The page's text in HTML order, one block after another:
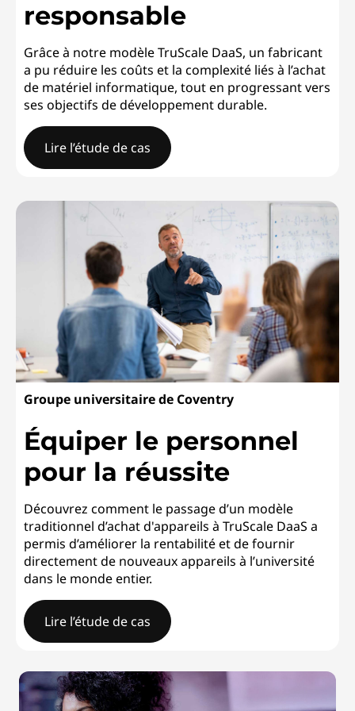
responsable
Grâce à notre modèle TruScale DaaS, un fabricant
a pu réduire les coûts et la complexité liés à l’achat
de matériel informatique, tout en progressant vers
ses objectifs de développement durable.
Lire l’étude de cas
Groupe universitaire de Coventry
Équiper le personnel
pour la réussite
Découvrez comment le passage d’un modèle
traditionnel d’achat d'appareils à TruScale DaaS a
permis d’améliorer la rentabilité et de fournir
directement de nouveaux appareils à l’université
dans le monde entier.
Lire l’étude de cas